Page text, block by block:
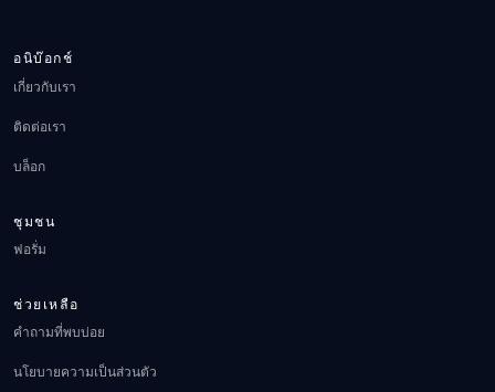
อนิบ๊อกช์
เกี่ยวกับเรา
ติดต่อเรา
บล็อก
ชุมชน
ฟอรั่ม
ช่วยเหลือ
คำถามที่พบบ่อย
นโยบายความเป็นส่วนตัว